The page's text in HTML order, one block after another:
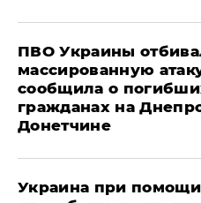
ПВО Украины
массированную
сообщила о
гражданах на
Донетчине
Украина при